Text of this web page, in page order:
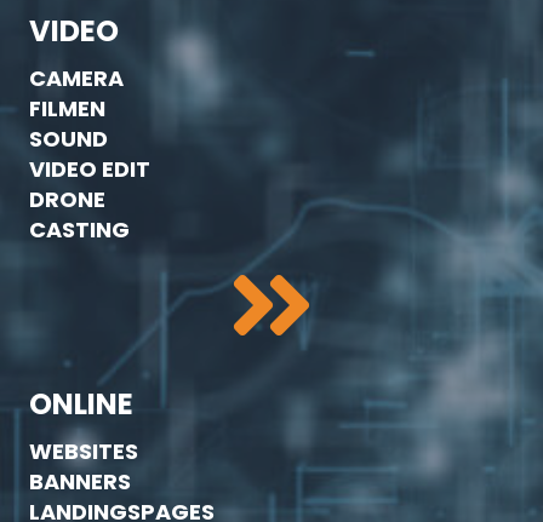
VIDEO
CAMERA
FILMEN
SOUND
VIDEO EDIT
DRONE
CASTING
ONLINE
WEBSITES
BANNERS
LANDINGSPAGES